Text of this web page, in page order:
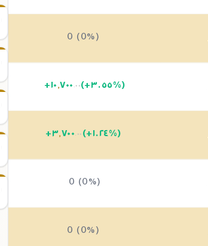
0 (0%)
+١٠,٧٠٠ .٠٠ (+٣.٥٥%)
+٣,٧٠٠ .٠٠ (+١.٢٤%)
0 (0%)
0 (0%)